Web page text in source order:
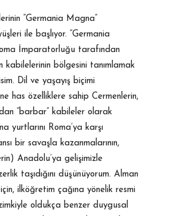
“Germania Magna”
ile başlıyor. “Germania
İmparatorluğu tarafından
kabilelerinin bölgesini tanımlamak
Dil ve yaşayış biçimi
has özelliklere sahip Cermenlerin,
“barbar” kabileler olarak
yurtlarını Roma’ya karşı
bir savaşla kazanmalarının,
Anadolu’ya gelişimizle
taşıdığını düşünüyorum. Alman
ilköğretim çağına yönelik resmi
oldukça benzer duygusal